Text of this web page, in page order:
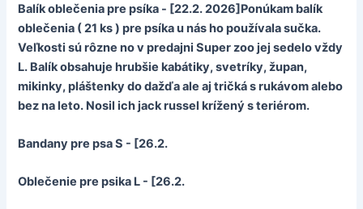
Balík oblečenia pre psíka - [22.2. 2026]Ponúkam balík
oblečenia ( 21 ks ) pre psíka u nás ho používala sučka.
Veľkosti sú rôzne no v predajni Super zoo jej sedelo vždy
L. Balík obsahuje hrubšie kabátiky, svetríky, župan,
mikinky, pláštenky do dažďa ale aj tričká s rukávom alebo
bez na leto. Nosil ich jack russel krížený s teriérom.
Bandany pre psa S - [26.2.
Oblečenie pre psika L - [26.2.